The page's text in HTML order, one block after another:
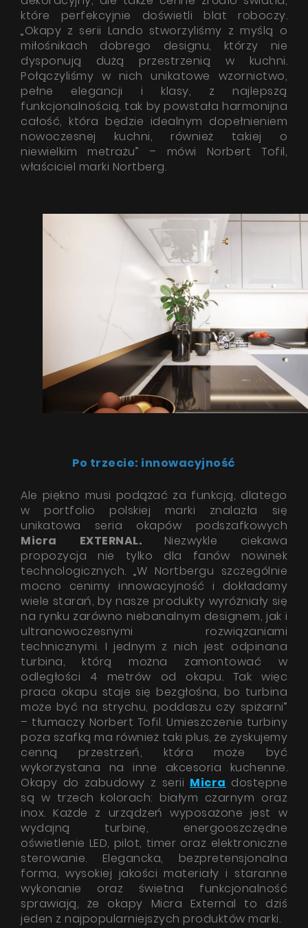
Produkty
O firmie
Wsparcie techniczne
Wirtualny showroom
Gdzie kupić
Inspiracje
Promocje
Współpraca
Kontakt
które perfekcyjnie doświetli blat roboczy.
„Okapy z serii Lando stworzyliśmy z myślą o
miłośnikach dobrego designu, którzy nie
dysponują dużą przestrzenią w kuchni.
Połączyliśmy w nich unikatowe wzornictwo,
pełne elegancji i klasy, z najlepszą
funkcjonalnością, tak by powstała harmonijna
całość, która będzie idealnym dopełnieniem
nowoczesnej kuchni, również takiej o
niewielkim metrażu” – mówi Norbert Tofil,
właściciel marki Nortberg.
Po trzecie: innowacyjność
Ale piękno musi podążać za funkcją, dlatego
w portfolio polskiej marki znalazła się
unikatowa seria okapów podszafkowych
Micra
EXTERNAL. Niezwykle ciekawa
propozycja nie tylko dla fanów nowinek
technologicznych. „W Nortbergu szczególnie
mocno cenimy innowacyjność i dokładamy
wiele starań, by nasze produkty wyróżniały się
na rynku zarówno niebanalnym designem, jak i
ultranowoczesnymi rozwiązaniami
technicznymi. I jednym z nich jest odpinana
turbina, którą można zamontować w
odległości 4 metrów od okapu. Tak więc
praca okapu staje się bezgłośna, bo turbina
może być na strychu, poddaszu czy spiżarni”
– tłumaczy Norbert Tofil. Umieszczenie turbiny
poza szafką ma również taki plus, że zyskujemy
cenną przestrzeń, która może być
wykorzystana na inne akcesoria kuchenne.
Okapy do zabudowy z serii Micra dostępne
są w trzech kolorach: białym czarnym oraz
inox. Każde z urządzeń wyposażone jest w
wydajną turbinę, energooszczędne
oświetlenie LED, pilot, timer oraz elektroniczne
sterowanie. Elegancka, bezpretensjonalna
forma, wysokiej jakości materiały i staranne
wykonanie oraz świetna funkcjonalność
sprawiają, że okapy Micra External to dziś
jeden z najpopularniejszych produktów marki.